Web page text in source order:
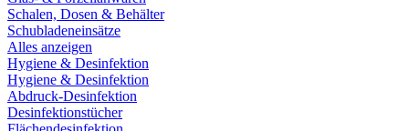
Schalen, Dosen & Behälter
Schubladeneinsätze
Alles anzeigen
Hygiene & Desinfektion
Hygiene & Desinfektion
Abdruck-Desinfektion
Desinfektionstücher